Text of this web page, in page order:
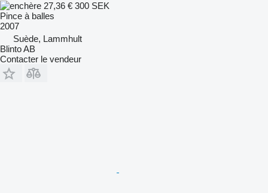
27,36 € 300 SEK
Pince à balles
2007
Suède, Lammhult
Blinto AB
Contacter le vendeur